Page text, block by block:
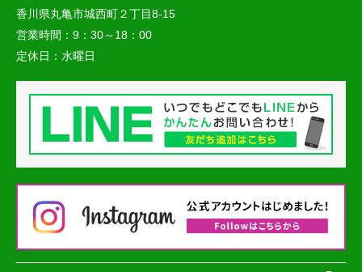
香川県丸亀市城西町２丁目8-15
営業時間： 9：30～18：00
定休日： 水曜日